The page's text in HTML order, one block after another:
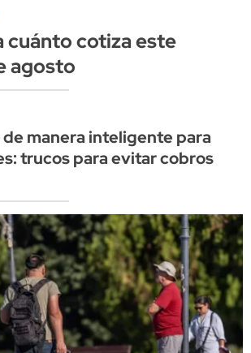
cuánto cotiza este
agosto
manera inteligente para
trucos para evitar cobros